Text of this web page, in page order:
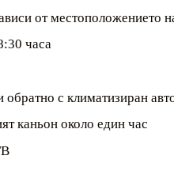
от местоположението
часа
с климатизиран
каньон около един час